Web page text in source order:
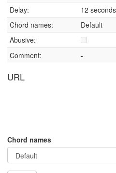
Delay:
12 seconds
Chord names:
Default
Abusive:
Comment:
-
URL
Chord names